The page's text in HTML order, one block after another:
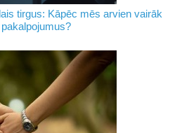
tirgus: Kāpēc mēs arvien vairāk